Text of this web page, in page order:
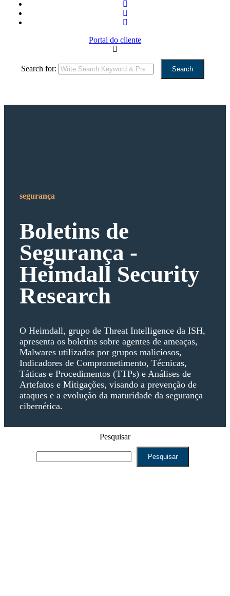
Portal do cliente
Search for: Search
segurança
Boletins de
Segurança -
Heimdall Security
Research
O Heimdall, grupo de Threat Intelligence da ISH,
apresenta os boletins sobre agentes de ameaças,
Malwares utilizados por grupos maliciosos,
Indicadores de Comprometimento, Técnicas,
Táticas e Procedimentos (TTPs) e Análises de
Artefatos e Mitigações, visando a prevenção de
ataques e a evolução da maturidade da segurança
cibernética.
Pesquisar
Pesquisar